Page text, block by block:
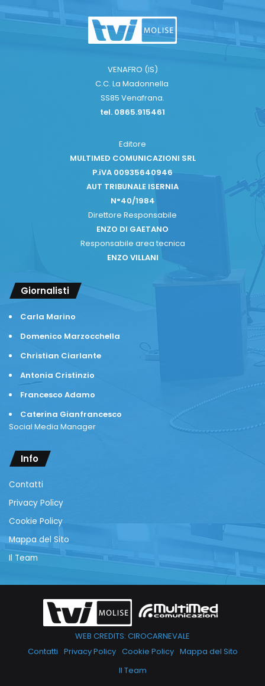
VENAFRO (IS)
C.C. La Madonnella
SS85 Venafrana.
tel. 0865.915461
Editore
MULTIMED COMUNICAZIONI SRL
P.iVA 00935640946
AUT TRIBUNALE ISERNIA
N°40/1984
Direttore Responsabile
ENZO DI GAETANO
Responsabile area tecnica
ENZO VILLANI
Giornalisti
Carla Marino
Domenico Marzocchella
Christian Ciarlante
Antonia Cristinzio
Francesco Adamo
Caterina Gianfrancesco
Social Media Manager
Info
Contatti
Privacy Policy
Cookie Policy
Mappa del Sito
Il Team
WEB CREDITS: CIROCARNEVALE
Contatti Privacy Policy Cookie Policy Mappa del Sito
Il Team